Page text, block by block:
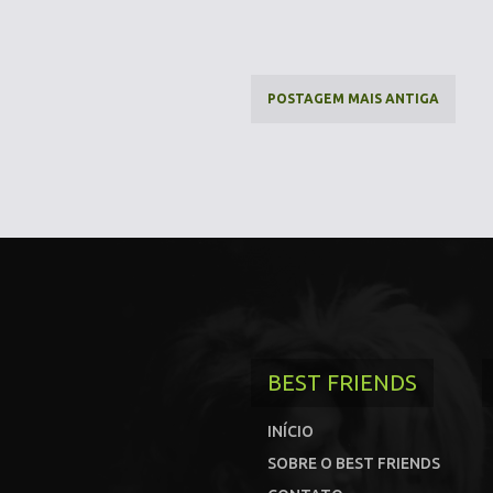
POSTAGEM MAIS ANTIGA
BEST FRIENDS
INÍCIO
SOBRE O BEST FRIENDS